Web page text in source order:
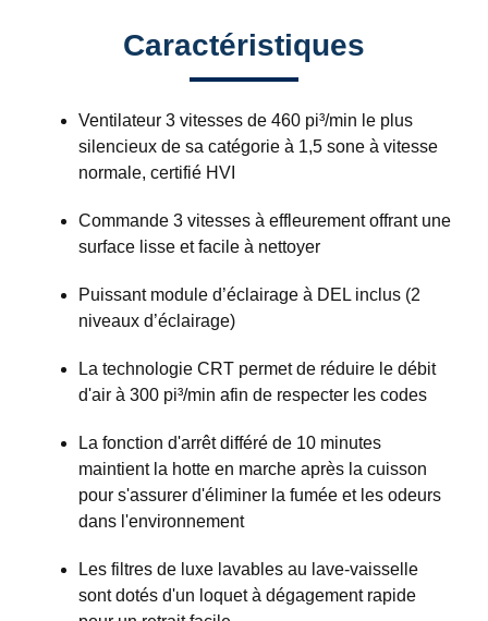
Caractéristiques
Ventilateur 3 vitesses de 460 pi³/min le plus
silencieux de sa catégorie à 1,5 sone à vitesse
normale, certifié HVI
Commande 3 vitesses à effleurement offrant une
surface lisse et facile à nettoyer
Puissant module d’éclairage à DEL inclus (2
niveaux d’éclairage)
La technologie CRT permet de réduire le débit
d'air à 300 pi³/min afin de respecter les codes
La fonction d'arrêt différé de 10 minutes
maintient la hotte en marche après la cuisson
pour s'assurer d'éliminer la fumée et les odeurs
dans l'environnement
Les filtres de luxe lavables au lave-vaisselle
sont dotés d'un loquet à dégagement rapide